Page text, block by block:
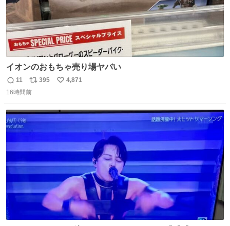
イオンのおもちゃ売り場ヤバい
返
信
11
リ
ポ
ト
395
い
数
4,871
16時間前